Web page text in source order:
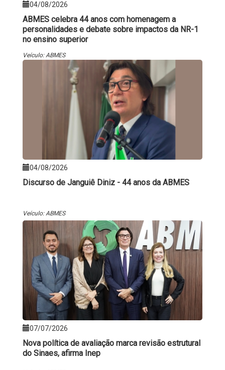
04/08/2026
ABMES celebra 44 anos com homenagem a
personalidades e debate sobre impactos da NR-1
no ensino superior
Veículo: ABMES
04/08/2026
Discurso de Janguiê Diniz - 44 anos da ABMES
Veículo: ABMES
07/07/2026
Nova política de avaliação marca revisão estrutural
do Sinaes, afirma Inep